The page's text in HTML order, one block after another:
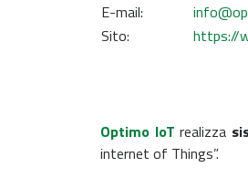
E-mail:
Sito:
https://
Optimo IoT realizza
internet of Things”.